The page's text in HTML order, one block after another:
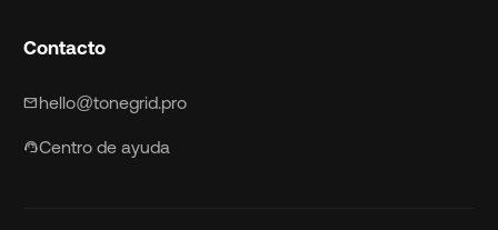
Contacto
mailhello@tonegrid.pro
support_agentCentro de ayuda